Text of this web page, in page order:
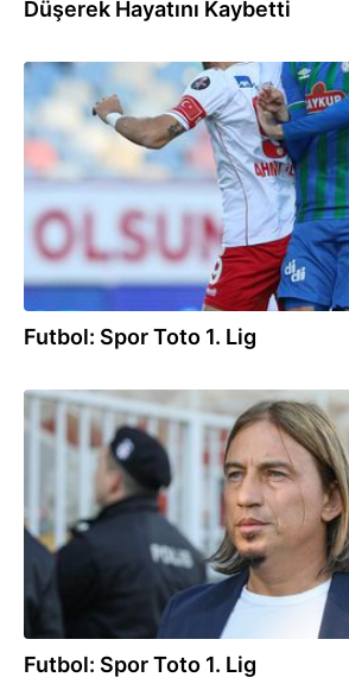
Düşerek Hayatını Kaybetti
26.12.2022
Futbol: Spor Toto 1. Lig
13.11.2022
Futbol: Spor Toto 1. Lig